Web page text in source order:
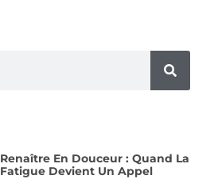
Renaître En Douceur : Quand La
Fatigue Devient Un Appel